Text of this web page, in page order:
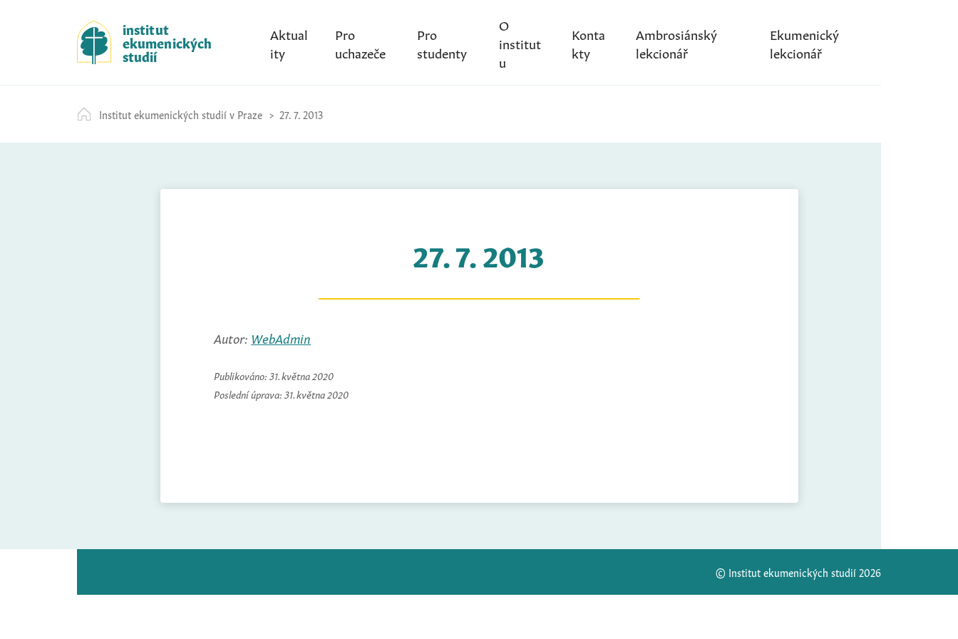
k
i
p
t
c
o
institut
ekumenických
studií
Aktual
ity
Pro
uchazeče
Pro
studenty
O
institut
u
Konta
kty
Ambrosiánský
lekcionář
Ekumenický
lekcionář
Institut ekumenických studií v Praze 27. 7. 2013
27. 7. 2013
Autor: WebAdmin
Publikováno: 31. května 2020
Poslední úprava: 31. května 2020
© Institut ekumenických studií 2026